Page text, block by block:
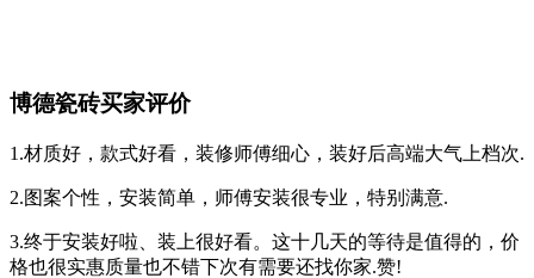
博德瓷砖买家评价
1.材质好，款式好看，装修师傅细心，装好后高端大气上档次.
2.图案个性，安装简单，师傅安装很专业，特别满意.
3.终于安装好啦、装上很好看。这十几天的等待是值得的，价
格也很实惠质量也不错下次有需要还找你家.赞!